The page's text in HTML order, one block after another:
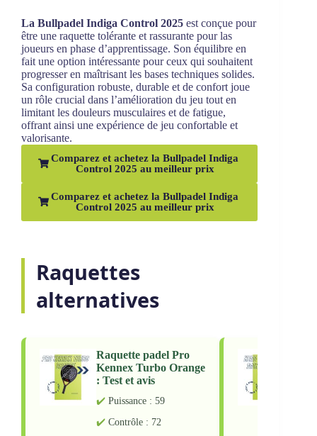
La Bullpadel Indiga Control 2025 est conçue pour
être une raquette tolérante et rassurante pour las
joueurs en phase d’apprentissage. Son équilibre en
fait une option intéressante pour ceux qui souhaitent
progresser en maîtrisant les bases techniques solides.
Sa configuration robuste, durable et de confort joue
un rôle crucial dans l’amélioration du jeu tout en
limitant les douleurs musculaires et de fatigue,
offrant ainsi une expérience de jeu confortable et
valorisante.
Comparez et achetez la Bullpadel Indiga
Control 2025 au meilleur prix
Comparez et achetez la Bullpadel Indiga
Control 2025 au meilleur prix
Raquettes
alternatives
Raquette padel Pro
Kennex Turbo Orange
: Test et avis
Puissance : 59
Contrôle : 72